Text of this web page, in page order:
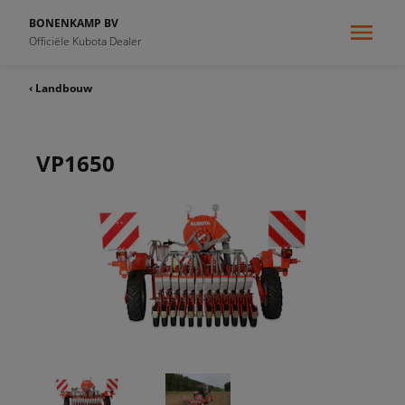
BONENKAMP BV
Officiële Kubota Dealer
‹ Landbouw
VP1650